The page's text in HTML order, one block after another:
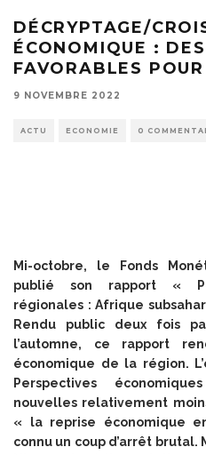
DÉCRYPTAGE/
ÉCONOMIQUE :
FAVORABLES
9 NOVEMBRE 2022
ACTU ECONOMIE 0
Mi-octobre, le Fonds
publié son rapport «
régionales : Afrique
Rendu public deux fois
l’automne, ce rapport
économique de la région.
Perspectives
nouvelles relativement
« la reprise économique
connu un coup d’arrêt